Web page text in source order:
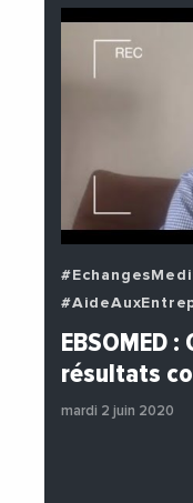
#BuzzNews
#Entreprises
EBSOMED
résultats
mardi 2 juin 2020